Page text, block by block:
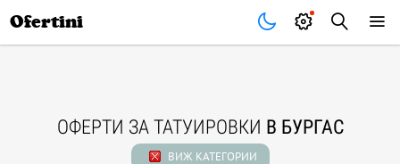
Ofertini
ОФЕРТИ ЗА ТАТУИРОВКИ В БУРГАС
ВИЖ КАТЕГОРИИ